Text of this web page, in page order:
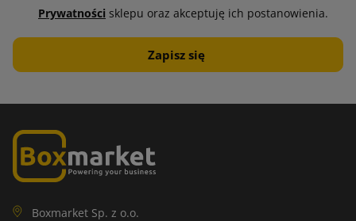
Prywatności sklepu oraz akceptuję ich postanowienia.
Boxmarket Sp. z o.o.